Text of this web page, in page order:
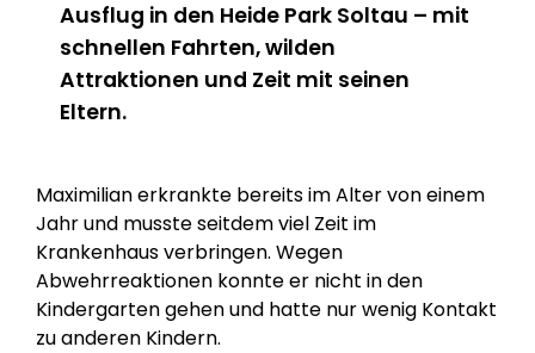
Ausflug in den Heide Park Soltau – mit
schnellen Fahrten, wilden
Attraktionen und Zeit mit seinen
Eltern.
Maximilian erkrankte bereits im Alter von einem
Jahr und musste seitdem viel Zeit im
Krankenhaus verbringen. Wegen
Abwehrreaktionen konnte er nicht in den
Kindergarten gehen und hatte nur wenig Kontakt
zu anderen Kindern.